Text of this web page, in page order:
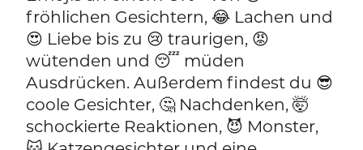
fröhlichen Gesichtern, 😂 Lachen und
😍 Liebe bis zu 😢 traurigen, 😡
wütenden und 😴 müden
Ausdrücken. Außerdem findest du 😎
coole Gesichter, 🤔 Nachdenken, 🤯
schockierte Reaktionen, 😈 Monster,